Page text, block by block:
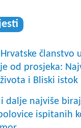
članstvo
od prosjeka:
i Bliski istok
dalje najviše
ispitanih